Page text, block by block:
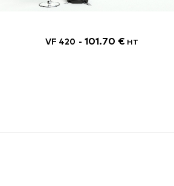
VF 420 101.70 € HT